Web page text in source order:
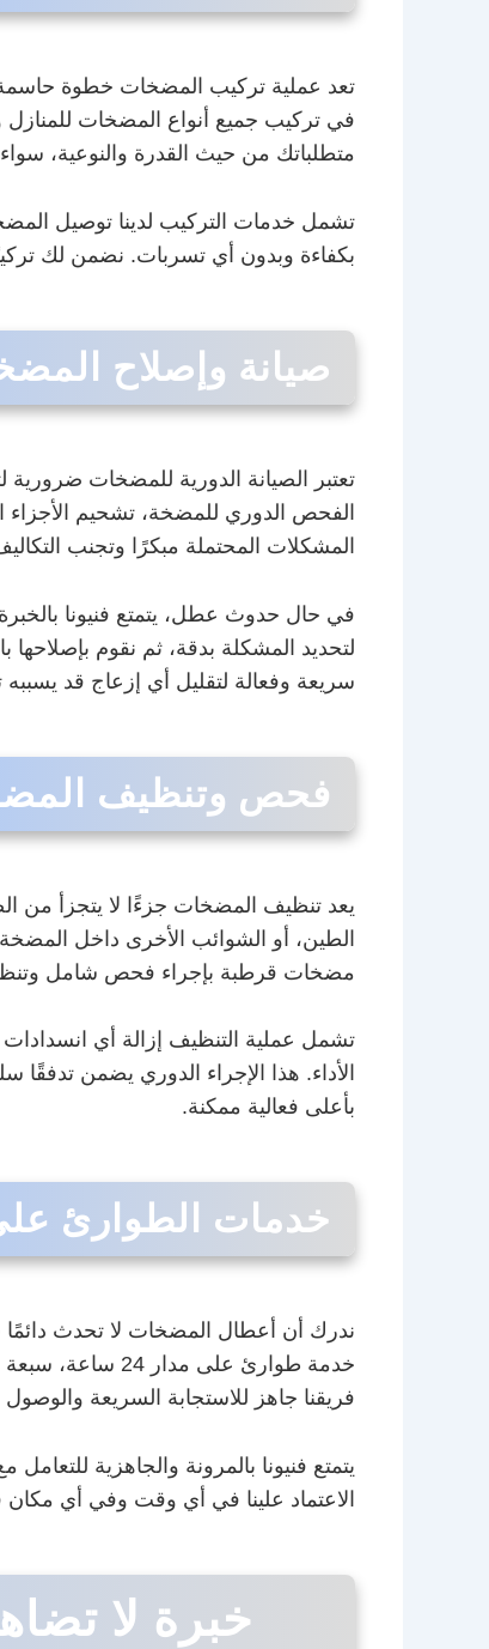
تعد عملية تركيب المضخات خطوة
في تركيب جميع أنواع المضخات للمنازل
متطلباتك من حيث القدرة والنوعية،
تشمل خدمات التركيب لدينا توصيل
بكفاءة وبدون أي تسربات. نضمن لك
صيانة وإصلاح
تعتبر الصيانة الدورية للمضخات
الفحص الدوري للمضخة، تشحيم الأجزاء
المشكلات المحتملة مبكرًا وتجنب
في حال حدوث عطل، يتمتع فنيونا
لتحديد المشكلة بدقة، ثم نقوم
سريعة وفعالة لتقليل أي إزعاج قد
فحص وتنظيف
يعد تنظيف المضخات جزءًا لا يتجزأ من
الطين، أو الشوائب الأخرى داخل
مضخات قرطبة بإجراء فحص شامل
تشمل عملية التنظيف إزالة أي
الأداء. هذا الإجراء الدوري يضمن
بأعلى فعالية ممكنة.
خدمات الطوارئ على مدار
ندرك أن أعطال المضخات لا تحدث
خدمة طوارئ
فريقنا جاهز للاستجابة السريعة
يتمتع فنيونا بالمرونة والجاهزية
الاعتماد علينا في أي وقت وفي أي
خبرة لا